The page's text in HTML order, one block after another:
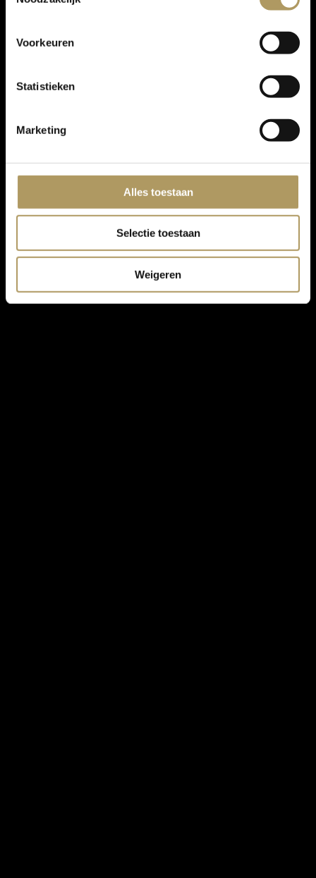
Voorkeuren
Statistieken
Marketing
Alles toestaan
Selectie toestaan
Weigeren